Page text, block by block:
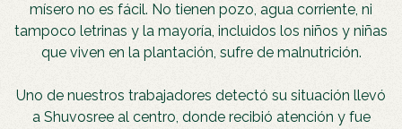
mísero no es fácil. No tienen pozo, agua corriente, ni
tampoco letrinas y la mayoría, incluidos los niños y niñas
que viven en la plantación, sufre de malnutrición.
Uno de nuestros trabajadores detectó su situación llevó
a Shuvosree al centro, donde recibió atención y fue